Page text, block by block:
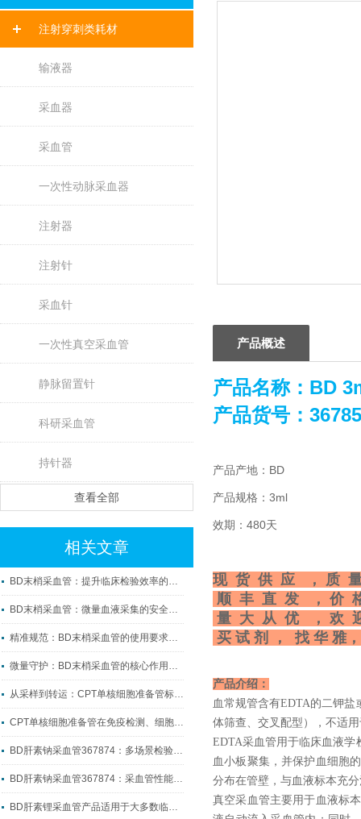
注射穿刺类耗材
输液器
采血器
采血管
一次性动脉采血器
注射器
注射针
采血针
一次性真空采血管
静脉留置针
科研采血管
持针器
查看全部
相关文章
BD末梢采血管：提升临床检验效率的微观利器
BD末梢采血管：微量血液采集的安全守护者
精准规范：BD末梢采血管的使用要求与操作要点
微量守护：BD末梢采血管的核心作用与临床价值
从采样到转运：CPT单核细胞准备管标准化制样全流程指南
CPT单核细胞准备管在免疫检测、细胞科研中的实操应用
BD肝素钠采血管367874：多场景检验采血的核心耗材
BD肝素钠采血管367874：采血管性能升级的典型代表
BD肝素锂采血管产品适用于大多数临床生化检测
产品概述
产品名称： BD
产品货号：
产品产地：BD
产品规格：3ml
效期：480天
现 货 供 应 ， 质
顺 丰 直 发 ， 价
量 大 从 优 ， 欢
买 试 剂 ， 找 华 雅
产品介绍：
血常规管含有EDTA的二钾
体筛查、交叉配型），不适
EDTA采血管用于临床血液
血小板聚集，并保护血细胞
分布在管壁，与血液标本充
真空采血管主要用于血液标